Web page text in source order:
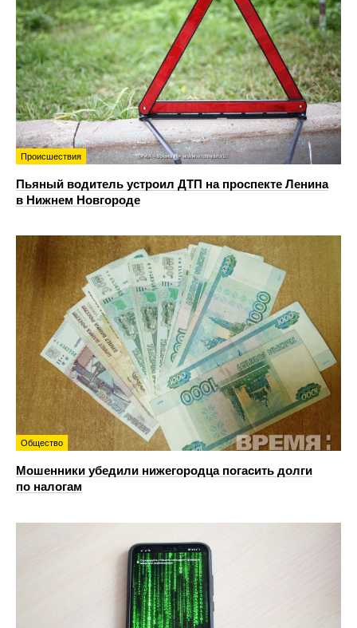
Происшествия
Пьяный водитель устроил ДТП на проспекте Ленина
в Нижнем Новгороде
Общество
Мошенники убедили нижегородца погасить долги
по налогам